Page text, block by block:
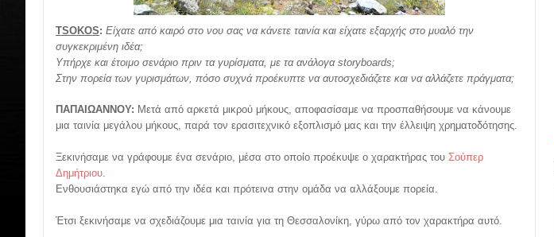
TSOKOS: Είχατε από καιρό στο νου σας να κάνετε ταινία και είχατε εξαρχής στο μυαλό την
συγκεκριμένη ιδέα;
Υπήρχε και έτοιμο σενάριο πριν τα γυρίσματα, με τα ανάλογα storyboards;
Στην πορεία των γυρισμάτων, πόσο συχνά προέκυπτε να αυτοσχεδιάζετε και να αλλάζετε πράγματα;
ΠΑΠΑΙΩΑΝΝΟΥ: Μετά από αρκετά μικρού μήκους, αποφασίσαμε να προσπαθήσουμε να κάνουμε
μια ταινία μεγάλου μήκους, παρά τον ερασιτεχνικό εξοπλισμό μας και την έλλειψη χρηματοδότησης.
Ξεκινήσαμε να γράφουμε ένα σενάριο, μέσα στο οποίο προέκυψε ο χαρακτήρας του Σούπερ
Δημήτριου
Ενθουσιάστηκα εγώ από την ιδέα και πρότεινα στην ομάδα να αλλάξουμε πορεία.
Έτσι ξεκινήσαμε να σχεδιάζουμε μια ταινία για τη Θεσσαλονίκη, γύρω από τον χαρακτήρα αυτό.